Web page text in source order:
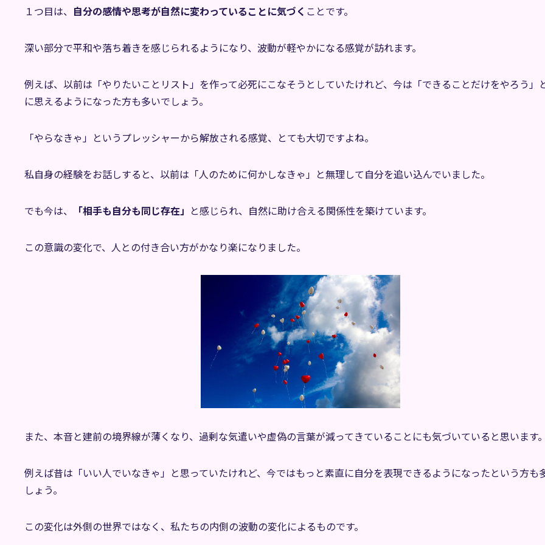
１つ目は、 自分の感情や思考が自然に変わっていることに気づく ことです。
深い部分で平和や落ち着きを感じられるようになり、波動が軽やかになる感覚が訪れます。
例えば、以前は「やりたいことリスト」を作って必死にこなそうとしていたけれど、今は「できることだけをやろう」
に思えるようになった方も多いでしょう。
「やらなきゃ」というプレッシャーから解放される感覚、とても大切ですよね。
私自身の経験をお話しすると、以前は「人のために何かしなきゃ」と無理して自分を追い込んでいました。
でも今は、 「相手も自分も同じ存在」 と感じられ、自然に助け合える関係性を築けています。
この意識の変化で、人との付き合い方がかなり楽になりました。
また、本音と建前の境界線が薄くなり、過剰な気遣いや虚偽の言葉が減ってきていることにも気づいていると思います
例えば昔は「いい人でいなきゃ」と思っていたけれど、今ではもっと素直に自分を表現できるようになったという方も
しょう。
この変化は外側の世界ではなく、私たちの内側の波動の変化によるものです。